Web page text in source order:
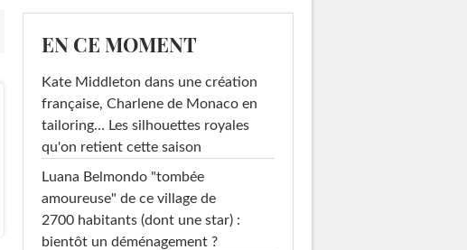
EN CE MOMENT
Kate Middleton dans une création
française, Charlene de Monaco en
tailoring… Les silhouettes royales
qu'on retient cette saison
Luana Belmondo "tombée
amoureuse" de ce village de
2700 habitants (dont une star) :
bientôt un déménagement ?